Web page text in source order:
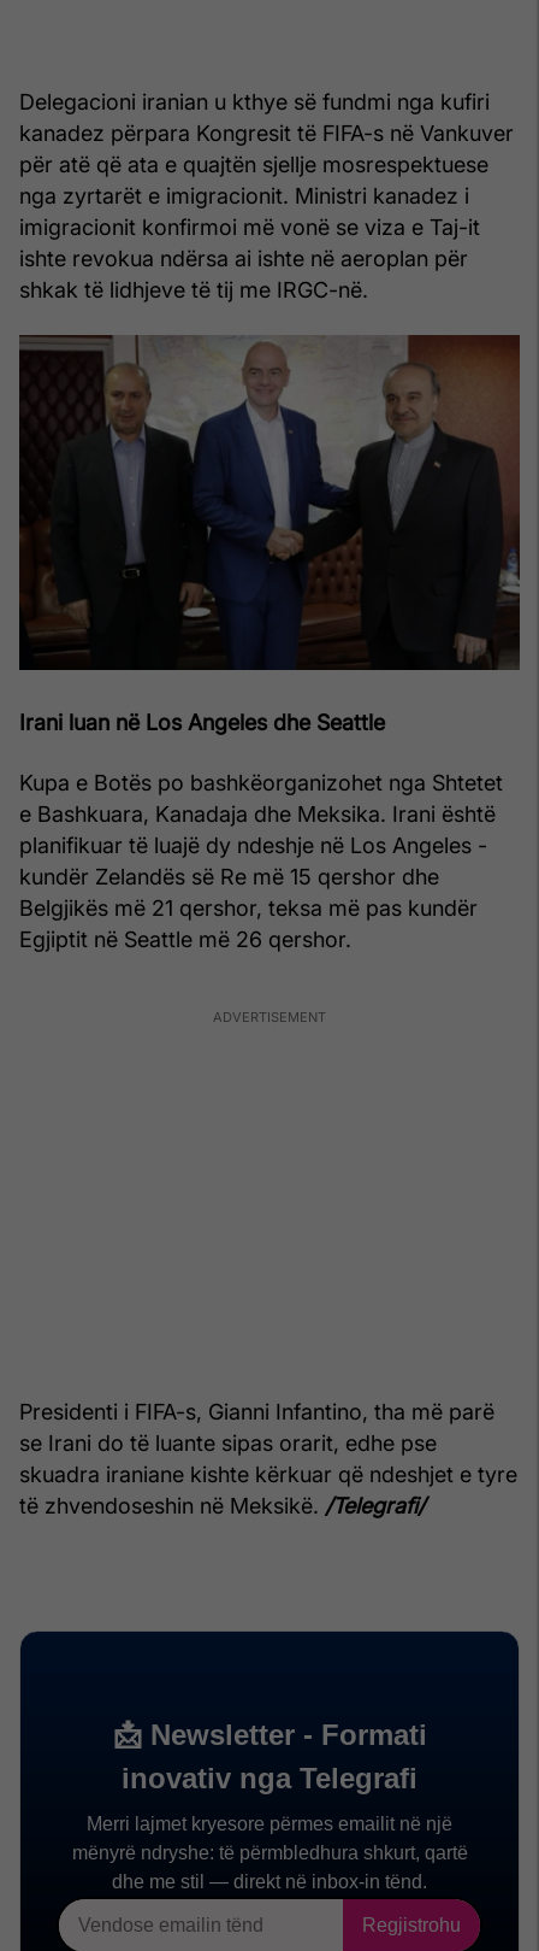
Delegacioni iranian u kthye së fundmi nga kufiri
kanadez përpara Kongresit të FIFA-s në Vankuver
për atë që ata e quajtën sjellje mosrespektuese
nga zyrtarët e imigracionit. Ministri kanadez i
imigracionit konfirmoi më vonë se viza e Taj-it
ishte revokua ndërsa ai ishte në aeroplan për
shkak të lidhjeve të tij me IRGC-në.
Irani luan në Los Angeles dhe Seattle
Kupa e Botës po bashkëorganizohet nga Shtetet
e Bashkuara, Kanadaja dhe Meksika. Irani është
planifikuar të luajë dy ndeshje në Los Angeles -
kundër Zelandës së Re më 15 qershor dhe
Belgjikës më 21 qershor, teksa më pas kundër
Egjiptit në Seattle më 26 qershor.
Presidenti i FIFA-s, Gianni Infantino, tha më parë
se Irani do të luante sipas orarit, edhe pse
skuadra iraniane kishte kërkuar që ndeshjet e tyre
të zhvendoseshin në Meksikë. /Telegrafi/